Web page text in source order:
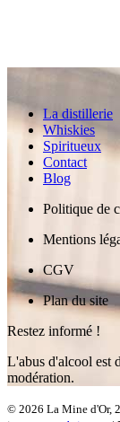
La distillerie
Whiskies
Spiritueux
Contact
Blog
Politique de
Mentions
CGV
Plan du site
Restez informé !
L'abus d'alcool est
modération.
© 2026 La Mine d'Or,